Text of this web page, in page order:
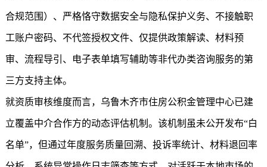
合规范围）、严格恪守数据安全与隐私保护义务、不接触职
工账户密码、不代签授权文件、仅提供政策解读、材料预
审、流程导引、电子表单填写辅助等非代办类咨询服务的第
三方支持主体。
就资质审核维度而言，乌鲁木齐市住房公积金管理中心已建
立覆盖中介合作方的动态评估机制。该机制虽未公开发布“白
名单”，但通过年度服务质量回溯、投诉率统计、材料退回率